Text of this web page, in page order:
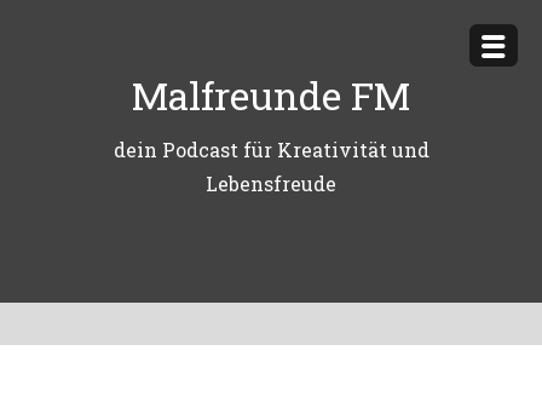
Malfreunde FM
dein Podcast für Kreativität und
Lebensfreude